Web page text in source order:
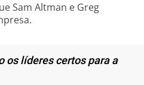
Sam Altman e Greg
os líderes certos para a